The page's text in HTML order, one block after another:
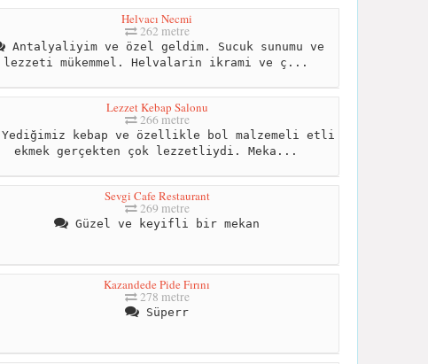
Helvacı Necmi
262 metre
Antalyaliyim ve özel geldim. Sucuk sunumu ve
lezzeti mükemmel. Helvalarin ikrami ve ç...
Lezzet Kebap Salonu
266 metre
Yediğimiz kebap ve özellikle bol malzemeli etli
ekmek gerçekten çok lezzetliydi. Meka...
Sevgi Cafe Restaurant
269 metre
Güzel ve keyifli bir mekan
Kazandede Pide Fırını
278 metre
Süperr